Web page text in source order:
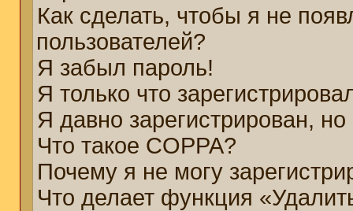
Как сделать, чтобы я не
пользователей?
Я забыл пароль!
Я только что
Я давно зарегистрирован,
Что такое COPPA?
Почему я не могу
Что делает функция